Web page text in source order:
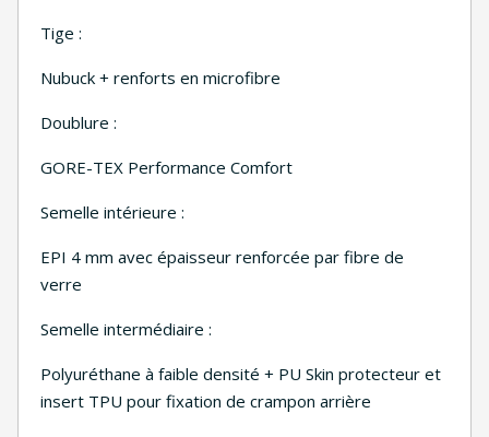
Tige :
Nubuck + renforts en microfibre
Doublure :
GORE-TEX Performance Comfort
Semelle intérieure :
EPI 4 mm avec épaisseur renforcée par fibre de
verre
Semelle intermédiaire :
Polyuréthane à faible densité + PU Skin protecteur et
insert TPU pour fixation de crampon arrière